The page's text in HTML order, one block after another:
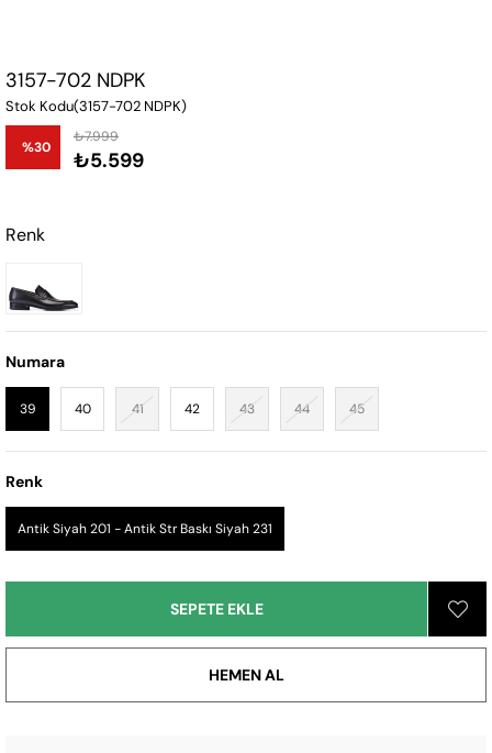
3157-702 NDPK
Stok Kodu(3157-702 NDPK)
%30
İndirim
₺7.999
₺5.599
Renk
Numara
39 40 41 42 43 44 45
Renk
Antik Siyah 201 - Antik Str Baskı Siyah 231